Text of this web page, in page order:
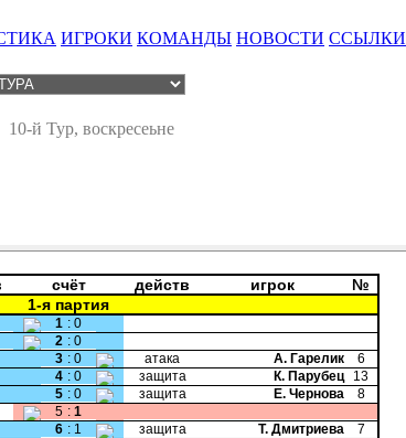
ИГРОКИ КОМАНДЫ НОВОСТИ ССЫЛКИ
10-й Тур, воскресеьне
счёт действ игрок
№
1-я партия
1 : 0
2 : 0
3 : 0 атака А. Гарелик
6
4 : 0 защита К. Парубец
13
5 : 0 защита Е. Чернова
8
5 : 1
6 : 1 защита Т. Дмитриева
7